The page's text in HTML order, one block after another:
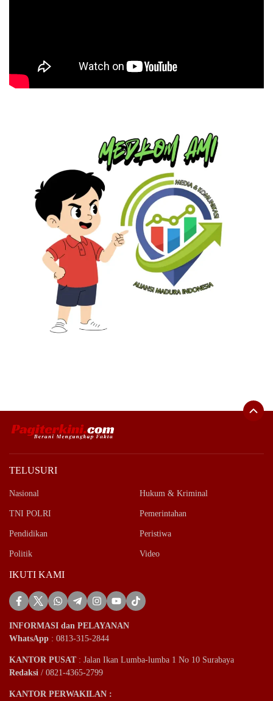
TELUSURI
Nasional Hukum & Kriminal
TNI POLRI Pemerintahan
Pendidikan Peristiwa
Politik Video
IKUTI KAMI
INFORMASI dan PELAYANAN
WhatsApp : 0813-315-2844
KANTOR PUSAT: Jalan Ikan Lumba-lumba 1 No 10 Surabaya
Redaksi / 0821-4365-2799
KANTOR PERWAKILAN :